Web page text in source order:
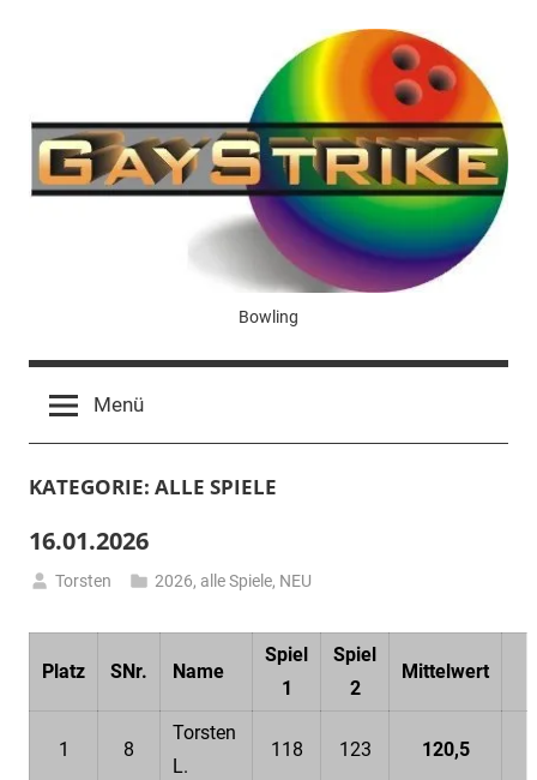
Bowling
Menü
KATEGORIE: ALLE SPIELE
16.01.2026
Januar
2026
Torsten 2026, alle Spiele, NEU
Platz SNr. Name
Spiel
1
Spiel
2
Mittelwert
1 8
Torsten
L.
118 123 120,5